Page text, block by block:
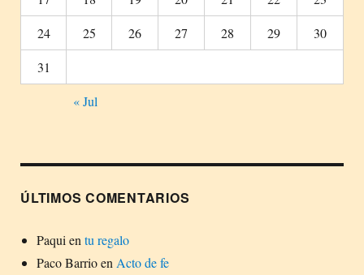
24
25 26 27 28 29
30
31
« Jul
ÚLTIMOS COMENTARIOS
Paqui en tu regalo
Paco Barrioen Acto de fe